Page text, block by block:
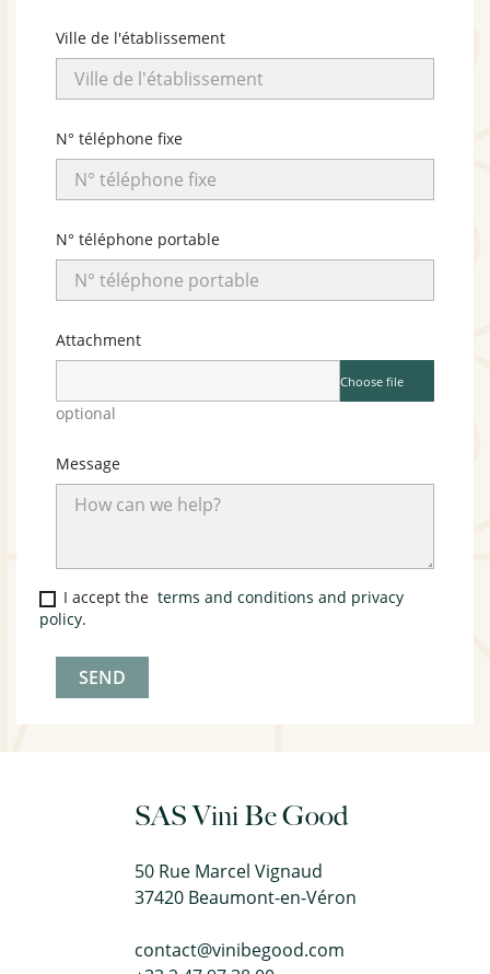
Ville de l'établissement
N° téléphone fixe
N° téléphone portable
Attachment
Choose file
optional
Message
I accept the terms and conditions and privacy
policy.
SAS Vini Be Good
50 Rue Marcel Vignaud
37420 Beaumont-en-Véron
contact@vinibegood.com